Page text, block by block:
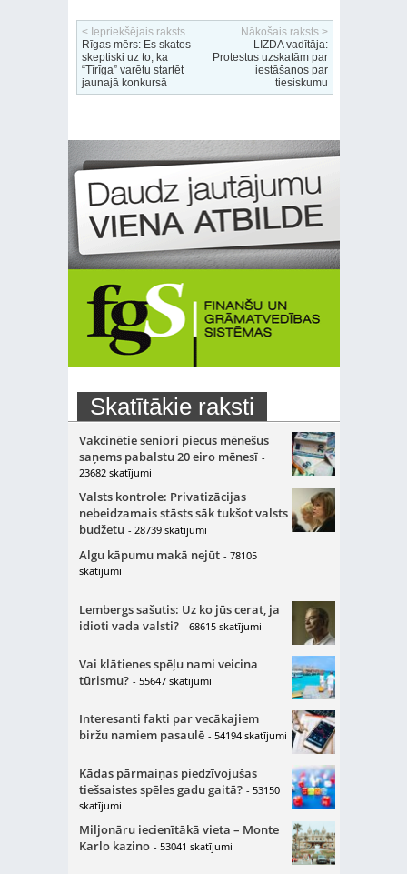
< Iepriekšējais raksts
Rīgas mērs: Es skatos
skeptiski uz to, ka
“Tīrīga” varētu startēt
jaunajā konkursā
Nākošais raksts >
LIZDA vadītāja:
Protestus uzskatām par
iestāšanos par
tiesiskumu
Skatītākie raksti
Vakcinētie seniori piecus mēnešus
saņems pabalstu 20 eiro mēnesī -
23682 skatījumi
Valsts kontrole: Privatizācijas
nebeidzamais stāsts sāk tukšot valsts
budžetu - 28739 skatījumi
Algu kāpumu makā nejūt - 78105
skatījumi
Lembergs sašutis: Uz ko jūs cerat, ja
idioti vada valsti? - 68615 skatījumi
Vai klātienes spēļu nami veicina
tūrismu? - 55647 skatījumi
Interesanti fakti par vecākajiem
biržu namiem pasaulē - 54194 skatījumi
Kādas pārmaiņas piedzīvojušas
tiešsaistes spēles gadu gaitā? - 53150
skatījumi
Miljonāru iecienītākā vieta – Monte
Karlo kazino - 53041 skatījumi